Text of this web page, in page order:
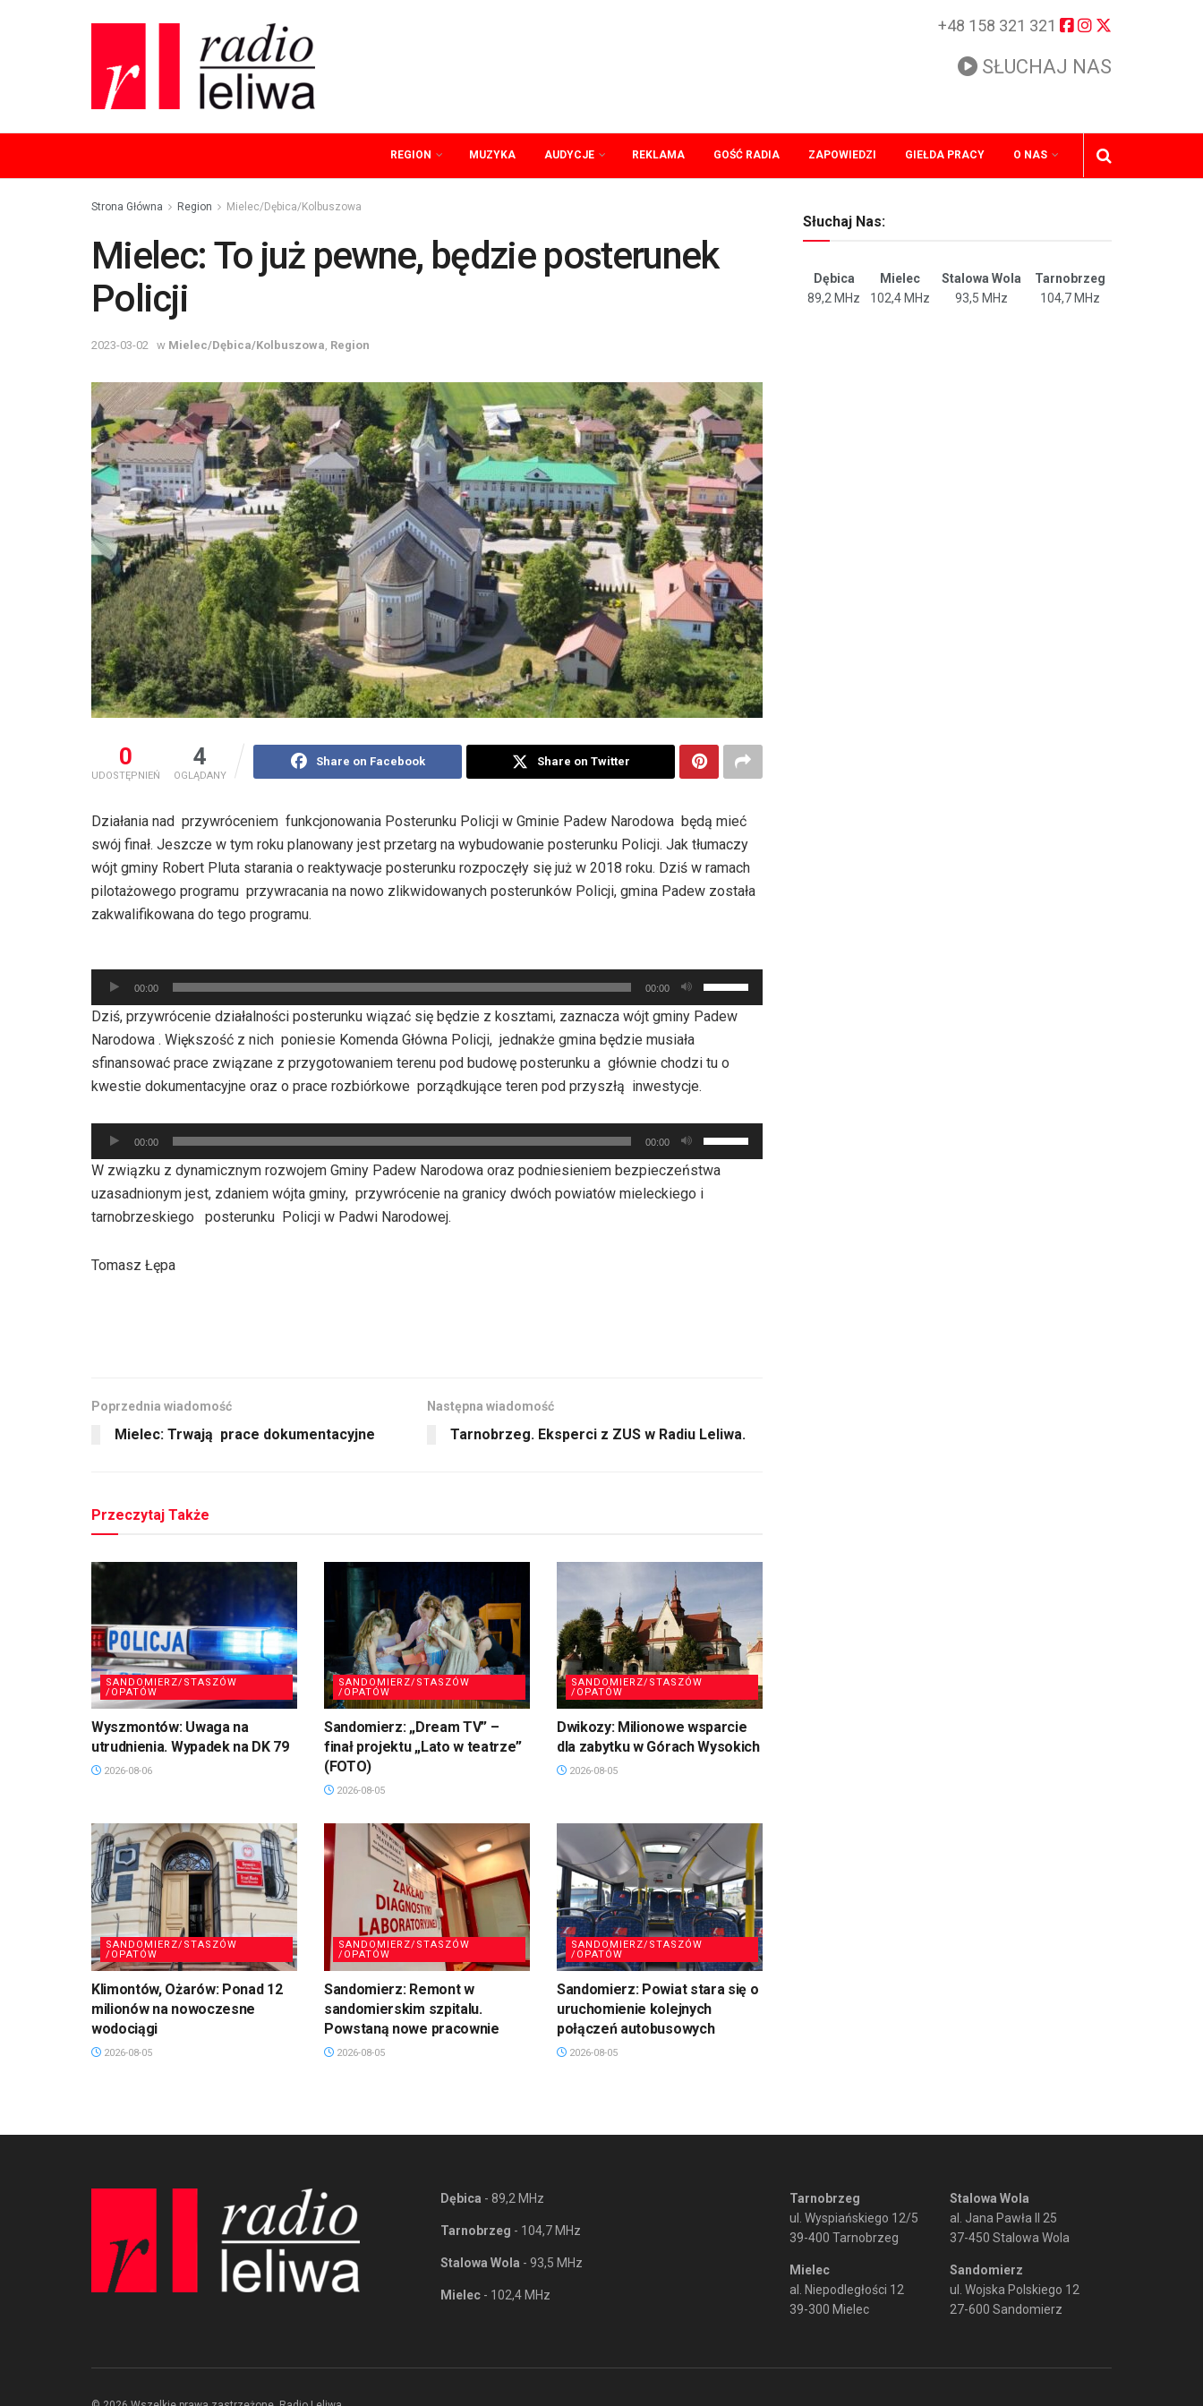
+48 158 321 321
SŁUCHAJ NAS
REGION MUZYKA AUDYCJE REKLAMA GOŚĆ RADIA ZAPOWIEDZI GIEŁDA PRACY O NAS
Strona Główna Region Mielec/Dębica/Kolbuszowa
Mielec: To już pewne, będzie posterunek
Policji
2023-03-02 w Mielec/Dębica/Kolbuszowa Region
0
UDOSTĘPNIEŃ
4
OGLĄDANY
Share on Facebook Share on Twitter
Działania nad przywróceniem funkcjonowania Posterunku Policji w Gminie Padew Narodowa będą mieć
swój finał. Jeszcze w tym roku planowany jest przetarg na wybudowanie posterunku Policji. Jak tłumaczy
wójt gminy Robert Pluta starania o reaktywacje posterunku rozpoczęły się już w 2018 roku. Dziś w ramach
pilotażowego programu przywracania na nowo zlikwidowanych posterunków Policji, gmina Padew została
zakwalifikowana do tego programu.
Odtwarzacz
plików
dźwiękowych
00:00 00:00
strzałek
do
oraz
aby
zwiększyć
lub
Dziś, przywrócenie działalności posterunku wiązać się będzie z kosztami, zaznacza wójt gminy Padew
Narodowa . Większość z nich poniesie Komenda Główna Policji, jednakże gmina będzie musiała
sfinansować prace związane z przygotowaniem terenu pod budowę posterunku a głównie chodzi tu o
kwestie dokumentacyjne oraz o prace rozbiórkowe porządkujące teren pod przyszłą inwestycje.
Odtwarzacz
plików
dźwiękowych
00:00 00:00
strzałek
do
góry
W związku z dynamicznym rozwojem Gminy Padew Narodowa oraz podniesieniem bezpieczeństwa
uzasadnionym jest, zdaniem wójta gminy, przywrócenie na granicy dwóch powiatów mieleckiego i
tarnobrzeskiego posterunku Policji w Padwi Narodowej.
Tomasz Łępa
Poprzednia wiadomość
Mielec: Trwają prace dokumentacyjne
Następna wiadomość
Tarnobrzeg. Eksperci z ZUS w Radiu Leliwa.
Przeczytaj Także
SANDOMIERZ/STASZÓW
/OPATÓW
Wyszmontów: Uwaga na
utrudnienia. Wypadek na DK 79
2026-08-06
SANDOMIERZ/STASZÓW
/OPATÓW
Sandomierz: „Dream TV” –
finał projektu „Lato w teatrze”
(FOTO)
2026-08-05
SANDOMIERZ/STASZÓW
/OPATÓW
Dwikozy: Milionowe wsparcie
dla zabytku w Górach Wysokich
2026-08-05
SANDOMIERZ/STASZÓW
/OPATÓW
Klimontów, Ożarów: Ponad 12
milionów na nowoczesne
wodociągi
2026-08-05
SANDOMIERZ/STASZÓW
/OPATÓW
Sandomierz: Remont w
sandomierskim szpitalu.
Powstaną nowe pracownie
2026-08-05
SANDOMIERZ/STASZÓW
/OPATÓW
Sandomierz: Powiat stara się o
uruchomienie kolejnych
połączeń autobusowych
2026-08-05
Słuchaj Nas:
Dębica Mielec Stalowa Wola
Tarnobrzeg
89,2 MHz
102,4 MHz 93,5 MHz 104,7 MHz
Dębica - 89,2 MHz
Tarnobrzeg - 104,7 MHz
Stalowa Wola - 93,5 MHz
Mielec - 102,4 MHz
Tarnobrzeg
ul. Wyspiańskiego 12/5
39-400 Tarnobrzeg
Mielec
al. Niepodległości 12
39-300 Mielec
Stalowa Wola
al. Jana Pawła II 25
37-450 Stalowa Wola
Sandomierz
ul. Wojska Polskiego 12
27-600 Sandomierz